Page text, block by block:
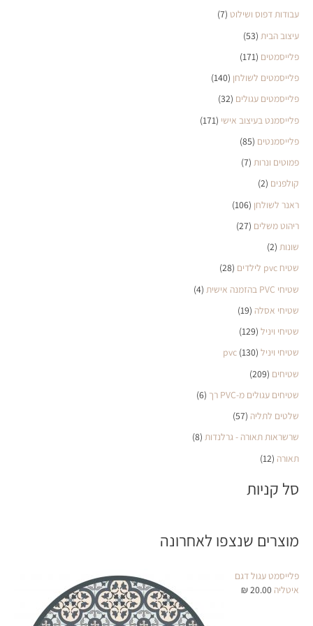
עבודות דפוס ושילוט (7)
עיצוב הבית (53)
פלייסמטים (171)
פלייסמטים לשולחן (140)
פלייסמטים עגולים (32)
פלייסמנט בעיצוב אישי (171)
פלייסמנטים (85)
פמוטים ונרות (7)
קולפנים (2)
ראנר לשולחן (106)
ריהוט משלים (27)
שונות (2)
שטיח pvc לילדים
(28)
שטיחי PVC בהזמנה אישית
(4)
שטיחי אסלה (19)
שטיחי ויניל (129)
שטיחי ויניל pvc (130)
שטיחים (209)
שטיחים עגולים מ-PVC רך
(6)
שלטים לתליה (57)
שרשראות תאורה - גרלנדות (8)
תאורה (12)
סל קניות
מוצרים שנצפו לאחרונה
פלייסמט עגול דגם
איטליה
₪20.00